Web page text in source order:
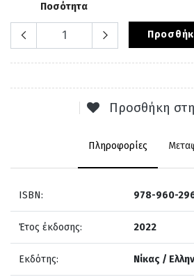
Ποσότητα
Προσθήκη
Πληροφορίες
ISBN: 978-960-
Έτος έκδοσης: 2022
Εκδότης: Νίκας /